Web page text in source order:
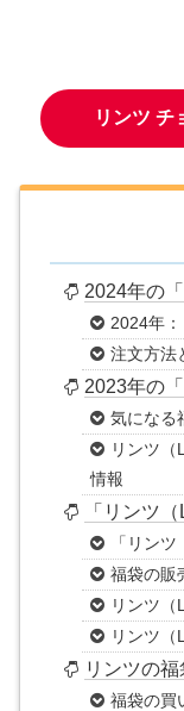
リンツ チ
2024年の
2024年
注文方法
2023年の
気になる
リンツ（
情報
「リンツ
「リン
福袋の販
リンツ（
リンツ
リンツの福
福袋の買